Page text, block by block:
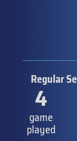
Regular
4
game
played